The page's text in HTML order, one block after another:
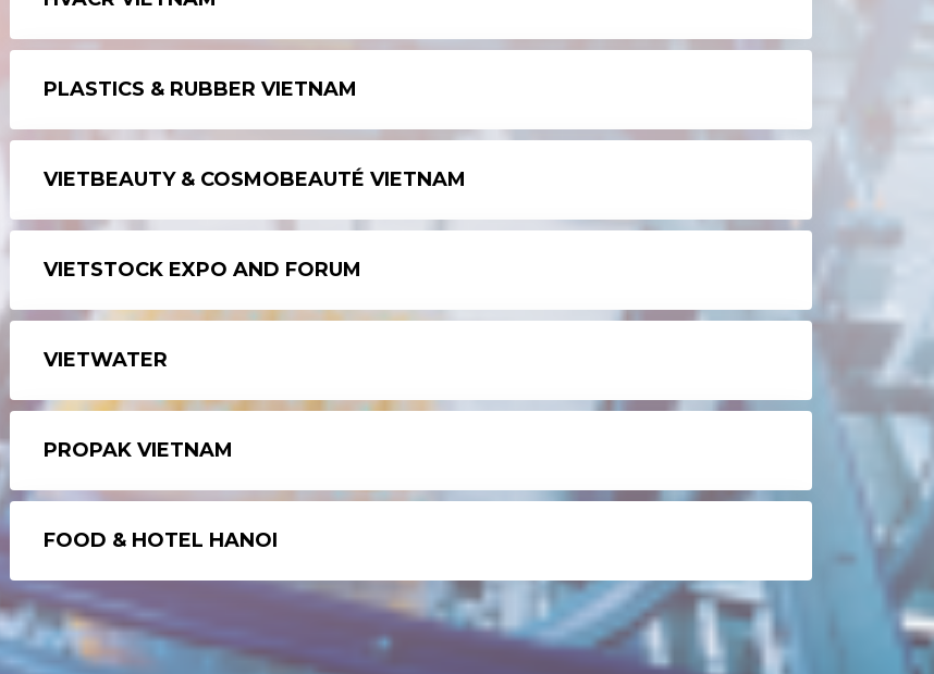
PLASTICS & RUBBER VIETNAM
VIETBEAUTY & COSMOBEAUTÉ VIETNAM
VIETSTOCK EXPO AND FORUM
VIETWATER
PROPAK VIETNAM
FOOD & HOTEL HANOI